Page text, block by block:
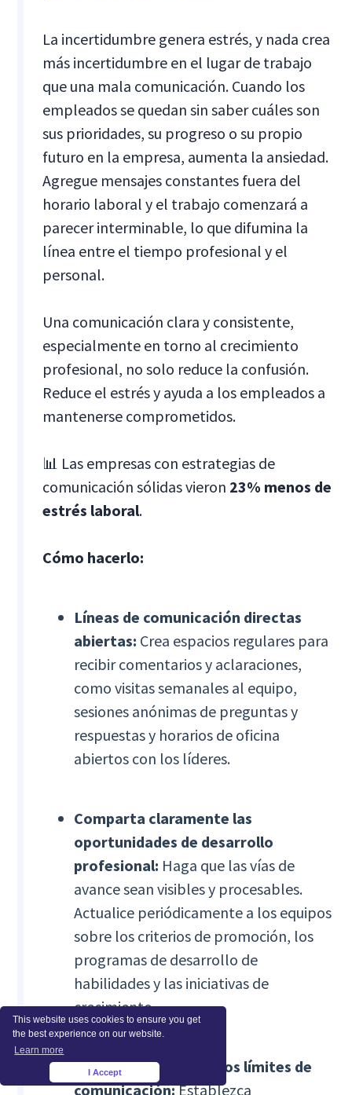
This website uses cookies to ensure you get
the best experience on our website.
Learn more
I Accept
La incertidumbre genera estrés, y nada crea
más incertidumbre en el lugar de trabajo
que una mala comunicación. Cuando los
empleados se quedan sin saber cuáles son
sus prioridades, su progreso o su propio
futuro en la empresa, aumenta la ansiedad.
Agregue mensajes constantes fuera del
horario laboral y el trabajo comenzará a
parecer interminable, lo que difumina la
línea entre el tiempo profesional y el
personal.
Una comunicación clara y consistente,
especialmente en torno al crecimiento
profesional, no solo reduce la confusión.
Reduce el estrés y ayuda a los empleados a
mantenerse comprometidos.
📊 Las empresas con estrategias de
comunicación sólidas vieron 23% menos de
estrés laboral.
Cómo hacerlo:
Líneas de comunicación directas
abiertas: Crea espacios regulares para
recibir comentarios y aclaraciones,
como visitas semanales al equipo,
sesiones anónimas de preguntas y
respuestas y horarios de oficina
abiertos con los líderes.
Comparta claramente las
oportunidades de desarrollo
profesional: Haga que las vías de
avance sean visibles y procesables.
Actualice periódicamente a los equipos
sobre los criterios de promoción, los
programas de desarrollo de
habilidades y las iniciativas de
crecimiento.
Establezca y proteja los límites de
comunicación:Establezca